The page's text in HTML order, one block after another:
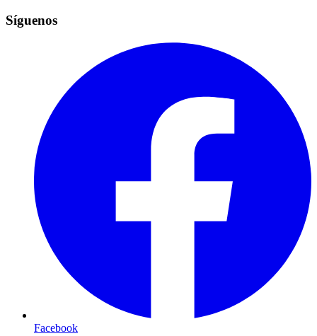
Síguenos
Facebook